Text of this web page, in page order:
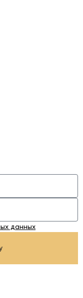
данных